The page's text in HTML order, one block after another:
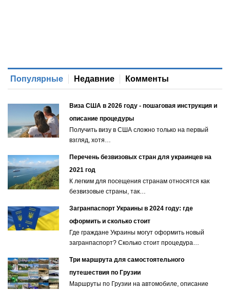
Популярные Недавние Комменты
Виза США в 2026 году - пошаговая инструкция и
описание процедуры
Получить визу в США сложно только на первый
взгляд, хотя…
Перечень безвизовых стран для украинцев на
2021 год
К легким для посещения странам относятся как
безвизовые страны, так…
Загранпаспорт Украины в 2024 году: где
оформить и сколько стоит
Где граждане Украины могут оформить новый
загранпаспорт? Сколько стоит процедура…
Три маршрута для самостоятельного
путешествия по Грузии
Маршруты по Грузии на автомобиле, описание